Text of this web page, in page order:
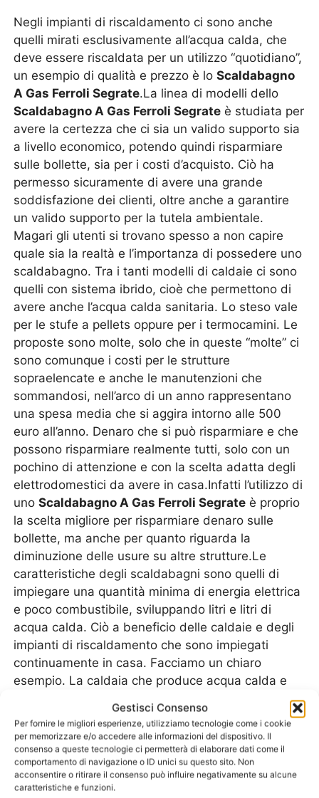
Gestisci Consenso
Per fornire le migliori esperienze, utilizziamo tecnologie come i cookie
per memorizzare e/o accedere alle informazioni del dispositivo. Il
consenso a queste tecnologie ci permetterà di elaborare dati come il
comportamento di navigazione o ID unici su questo sito. Non
acconsentire o ritirare il consenso può influire negativamente su alcune
caratteristiche e funzioni.
Negli impianti di riscaldamento ci sono anche
quelli mirati esclusivamente all’acqua calda, che
deve essere riscaldata per un utilizzo “quotidiano”,
un esempio di qualità e prezzo è loScaldabagno
A Gas Ferroli Segrate.La linea di modelli dello
Scaldabagno A Gas Ferroli Segrate è studiata per
avere la certezza che ci sia un valido supporto sia
a livello economico, potendo quindi risparmiare
sulle bollette, sia per i costi d’acquisto. Ciò ha
permesso sicuramente di avere una grande
soddisfazione dei clienti, oltre anche a garantire
un valido supporto per la tutela ambientale.
Magari gli utenti si trovano spesso a non capire
quale sia la realtà e l’importanza di possedere uno
scaldabagno. Tra i tanti modelli di caldaie ci sono
quelli con sistema ibrido, cioè che permettono di
avere anche l’acqua calda sanitaria. Lo steso vale
per le stufe a pellets oppure per i termocamini. Le
proposte sono molte, solo che in queste “molte” ci
sono comunque i costi per le strutture
sopraelencate e anche le manutenzioni che
sommandosi, nell’arco di un anno rappresentano
una spesa media che si aggira intorno alle 500
euro all’anno. Denaro che si può risparmiare e che
possono risparmiare realmente tutti, solo con un
pochino di attenzione e con la scelta adatta degli
elettrodomestici da avere in casa.Infatti l’utilizzo di
unoScaldabagno A Gas Ferroli Segrate è proprio
la scelta migliore per risparmiare denaro sulle
bollette, ma anche per quanto riguarda la
diminuzione delle usure su altre strutture.Le
caratteristiche degli scaldabagni sono quelli di
impiegare una quantità minima di energia elettrica
e poco combustibile, sviluppando litri e litri di
acqua calda. Ciò a beneficio delle caldaie e degli
impianti di riscaldamento che sono impiegati
continuamente in casa. Facciamo un chiaro
esempio. La caldaia che produce acqua calda e
termosifoni. La caldaia sarà costretta a rimanere
accesa, regolata su diversi utilizzi, in base alle
stagioni. Questo vuol dire che essa, per 365 giorni
all’anno, rimane in attivo e quindi si usura
lentamente, ma inesorabilmente. Uno dei problemi